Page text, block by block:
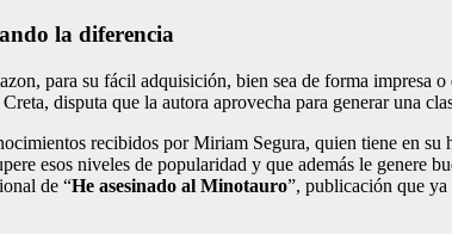
la diferencia
para su fácil adquisición, bien sea de forma impresa
disputa que la autora aprovecha para generar una
recibidos por Miriam Segura, quien tiene en
esos niveles de popularidad y que además le genere
de “He asesinado al Minotauro”, publicación que ya